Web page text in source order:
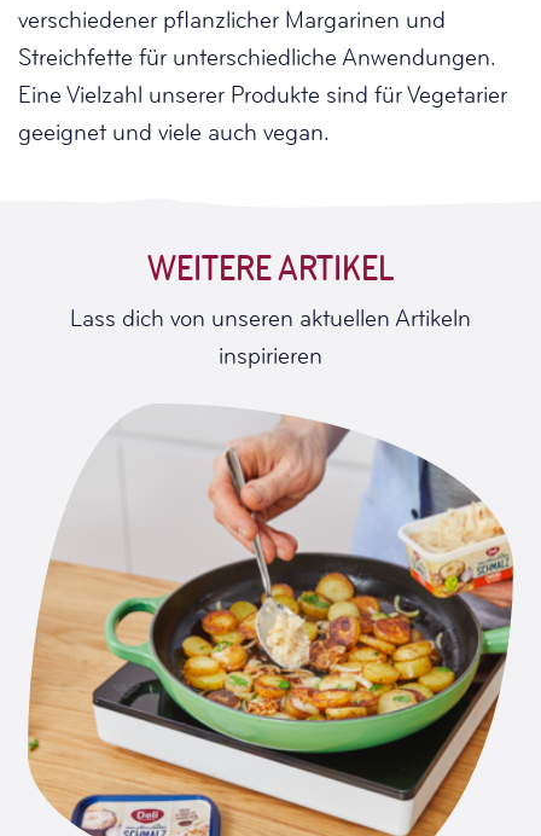
verschiedener pflanzlicher Margarinen und
Streichfette für unterschiedliche Anwendungen.
Eine Vielzahl unserer Produkte sind für Vegetarier
geeignet und viele auch vegan.
WEITERE ARTIKEL
Lass dich von unseren aktuellen Artikeln
inspirieren